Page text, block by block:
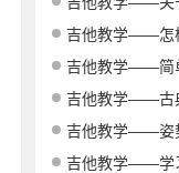
吉他教学——怎
吉他教学——简
吉他教学——古
吉他教学——姿
吉他教学——学习